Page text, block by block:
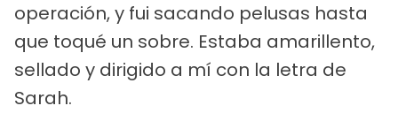
operación, y fui sacando pelusas hasta
que toqué un sobre. Estaba amarillento,
sellado y dirigido a mí con la letra de
Sarah.